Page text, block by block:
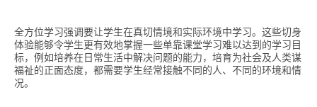
全方位学习强调要让学生在真切情境和实际环境中学习。这些切身
体验能够令学生更有效地掌握一些单靠课堂学习难以达到的学习目
标，例如培养在日常生活中解决问题的能力，培育为社会及人类谋
福祉的正面态度，都需要学生经常接触不同的人、不同的环境和情
况。